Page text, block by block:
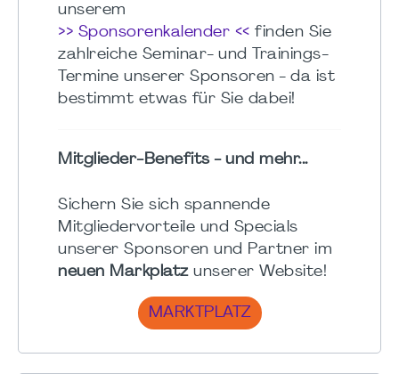
unserem
>> Sponsorenkalender << finden Sie
zahlreiche Seminar- und Trainings-
Termine unserer Sponsoren - da ist
bestimmt etwas für Sie dabei!
Mitglieder-Benefits - und mehr...
Sichern Sie sich spannende
Mitgliedervorteile und Specials
unserer Sponsoren und Partner im
neuen Markplatzunserer Website!
MARKTPLATZ